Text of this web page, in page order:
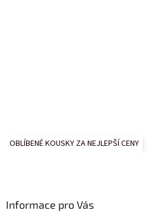
OBLÍBENÉ KOUSKY ZA NEJLEPŠÍ CENY
Informace pro Vás